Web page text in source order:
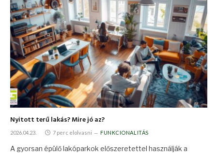
Nyitott terű lakás? Mire jó az?
2026.04.23. 7 perc elolvasni FUNKCIONALITÁS
A gyorsan épülő lakóparkok előszeretettel használják a